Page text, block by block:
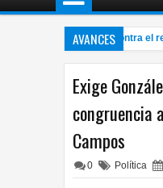
AVANCES
consulta popular contra el
Exige
congruencia
Campos
0 Política